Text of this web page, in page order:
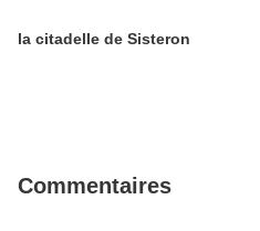
la citadelle de Sisteron
Commentaires